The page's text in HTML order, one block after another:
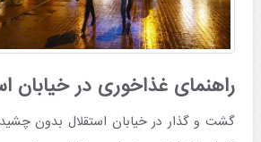
راهنمای غذاخوری در خیابان
گشت و گذار در خیابان استقلال بدون